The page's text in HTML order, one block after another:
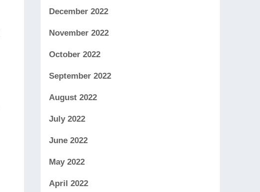
December 2022
November 2022
October 2022
September 2022
August 2022
July 2022
June 2022
May 2022
April 2022